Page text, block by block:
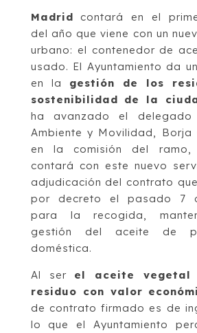
Madrid contará en el
del año que viene con un
urbano: el contenedor de
usado. El Ayuntamiento da
en la gestión de los
sostenibilidad de la
ha avanzado el
Ambiente y Movilidad, Borja
en la comisión del
contará con este nuevo
adjudicación del contrato
por decreto el pasado 7
para la recogida,
gestión del aceite de
doméstica.
Al ser el aceite vegetal
residuo con valor
de contrato firmado es de
lo que el Ayuntamiento